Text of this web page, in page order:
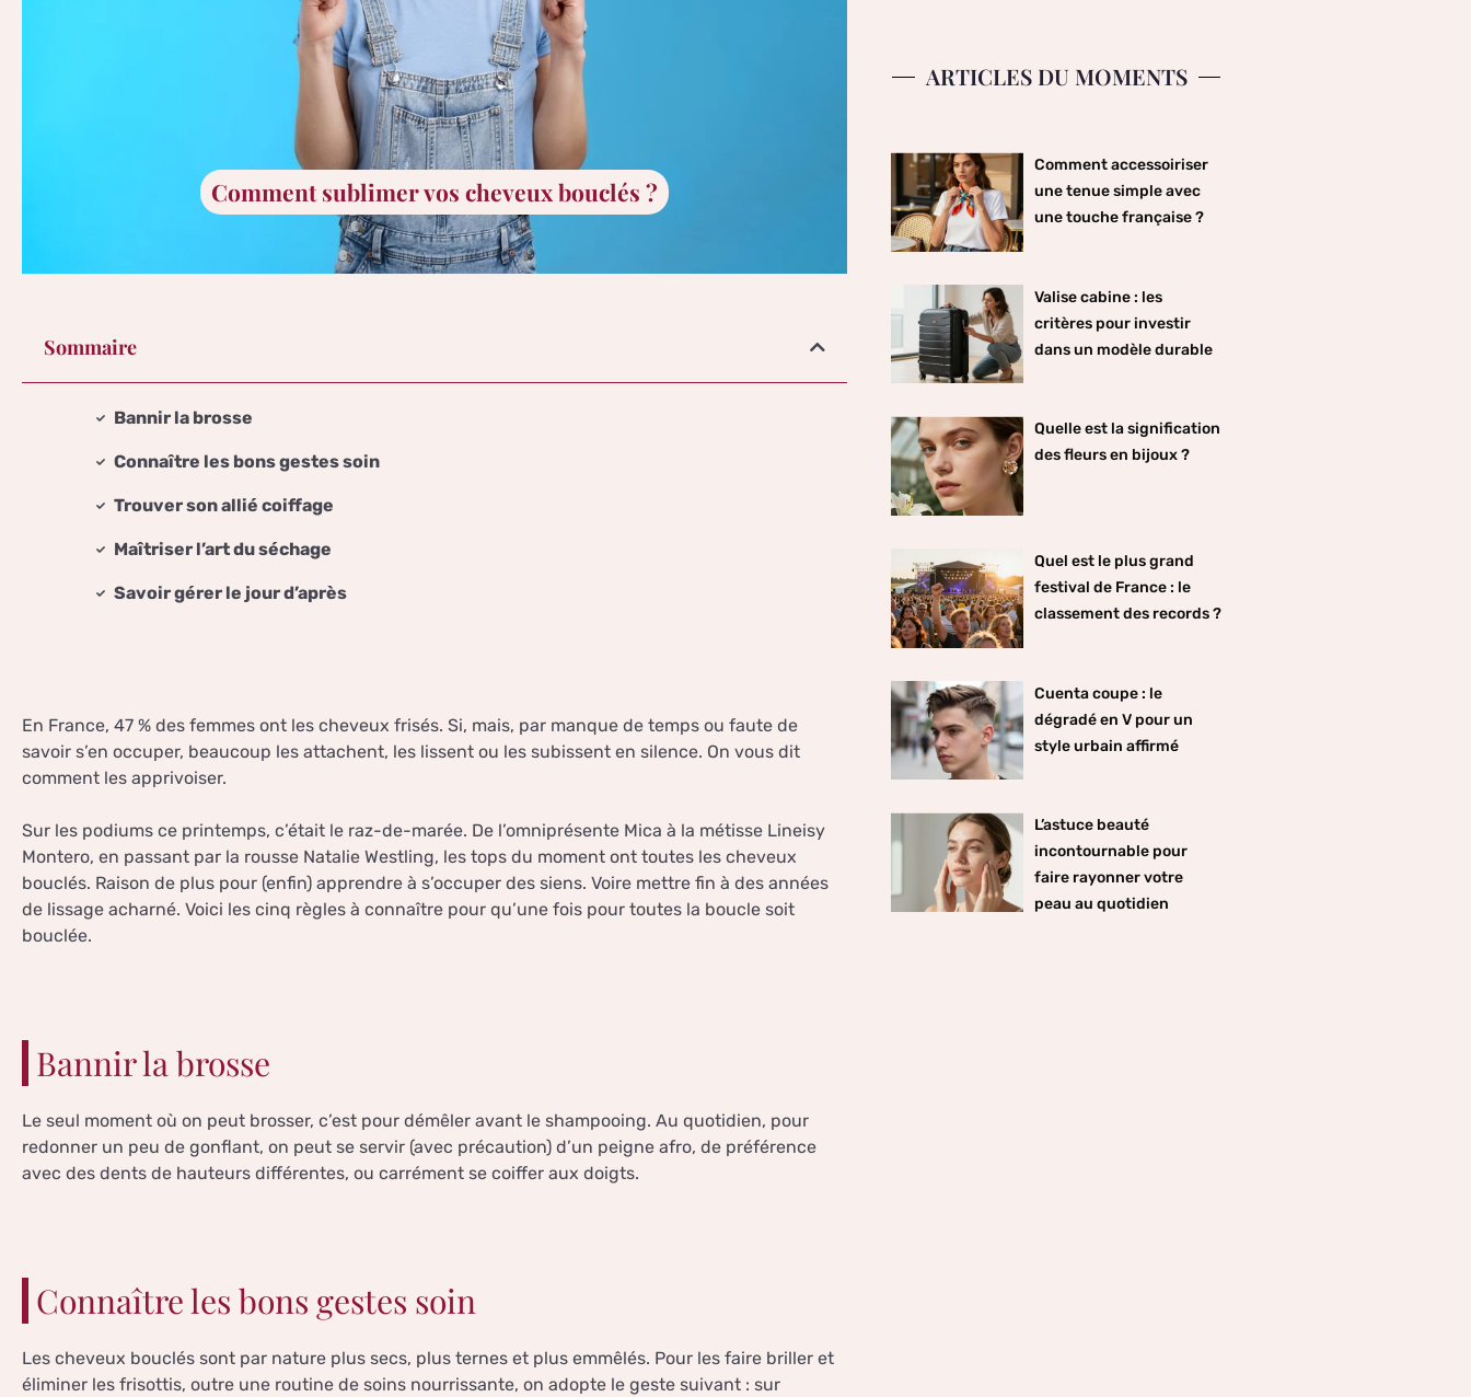
Comment sublimer vos cheveux bouclés ?
Sommaire
Bannir la brosse
Connaître les bons gestes soin
Trouver son allié coiffage
Maîtriser l’art du séchage
Savoir gérer le jour d’après
En France, 47 % des femmes ont les cheveux frisés. Si, mais, par manque de temps ou faute de
savoir s’en occuper, beaucoup les attachent, les lissent ou les subissent en silence. On vous dit
comment les apprivoiser.
Sur les podiums ce printemps, c’était le raz-de-marée. De l’omniprésente Mica à la métisse Lineisy
Montero, en passant par la rousse Natalie Westling, les tops du moment ont toutes les cheveux
bouclés. Raison de plus pour (enfin) apprendre à s’occuper des siens. Voire mettre fin à des années
de lissage acharné. Voici les cinq règles à connaître pour qu’une fois pour toutes la boucle soit
bouclée.
Bannir la brosse
Le seul moment où on peut brosser, c’est pour démêler avant le shampooing. Au quotidien, pour
redonner un peu de gonflant, on peut se servir (avec précaution) d’un peigne afro, de préférence
avec des dents de hauteurs différentes, ou carrément se coiffer aux doigts.
Connaître les bons gestes soin
Les cheveux bouclés sont par nature plus secs, plus ternes et plus emmêlés. Pour les faire briller et
éliminer les frisottis, outre une routine de soins nourrissante, on adopte le geste suivant : sur
ARTICLES DU MOMENTS
Comment accessoiriser
une tenue simple avec
une touche française ?
Valise cabine : les
critères pour investir
dans un modèle durable
Quelle est la signification
des fleurs en bijoux ?
Quel est le plus grand
festival de France : le
classement des records ?
Cuenta coupe : le
dégradé en V pour un
style urbain affirmé
L’astuce beauté
incontournable pour
faire rayonner votre
peau au quotidien